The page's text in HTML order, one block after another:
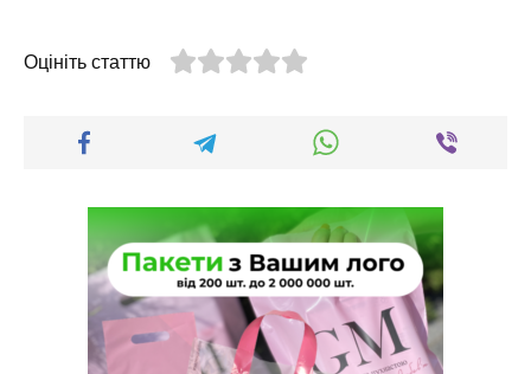
Оцініть статтю